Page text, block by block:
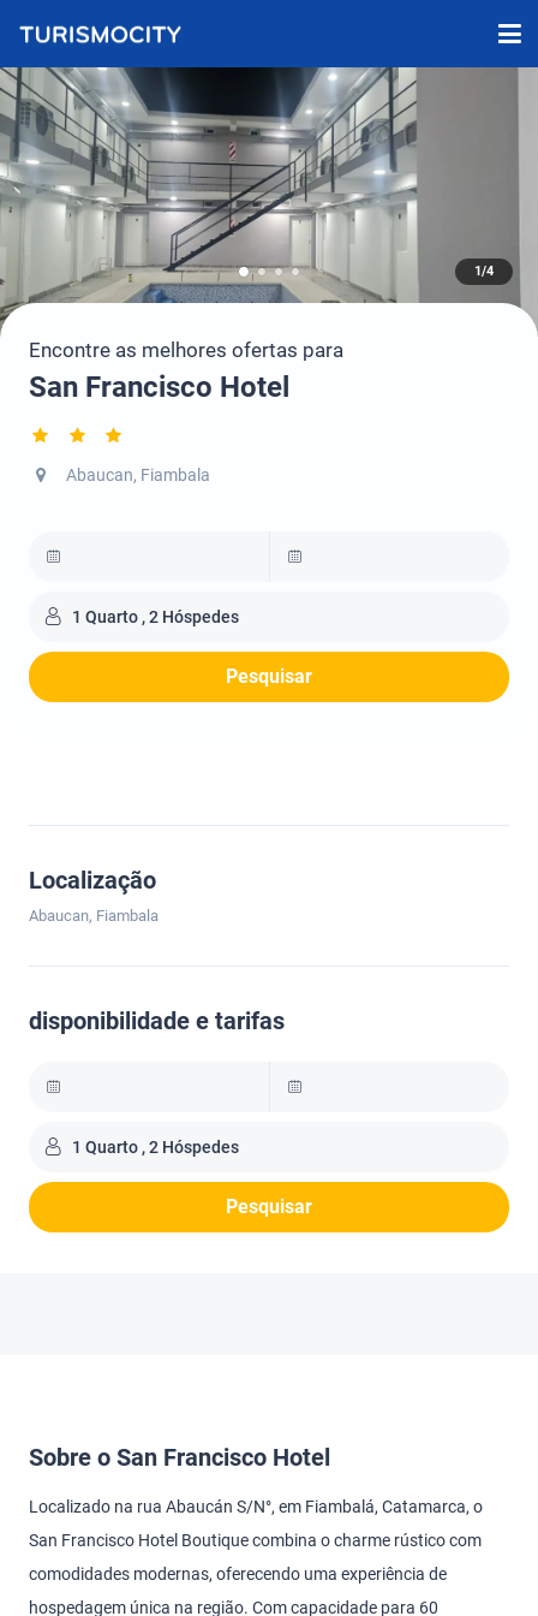
1/4
Encontre as melhores ofertas para
San Francisco Hotel
Abaucan, Fiambala
1 Quarto , 2 Hóspedes
Pesquisar
Localização
Abaucan, Fiambala
disponibilidade e tarifas
1 Quarto , 2 Hóspedes
Pesquisar
Sobre o San Francisco Hotel
Localizado na rua Abaucán S/N°, em Fiambalá, Catamarca, o
San Francisco Hotel Boutique combina o charme rústico com
comodidades modernas, oferecendo uma experiência de
hospedagem única na região. Com capacidade para 60